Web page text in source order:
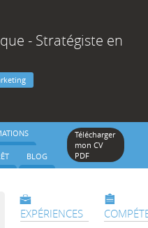
- Stratégiste en
BLOG
Télécharger
mon CV
PDF
EXPÉRIENCES